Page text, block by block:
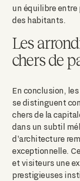
un équilibre
des habitants.
Les
chers de
En conclusion, les
se distinguent
chers de la
dans un subtil
d'architecture
exceptionnelle.
et visiteurs une
prestigieuses